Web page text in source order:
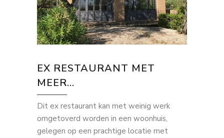
EX RESTAURANT MET
MEER...
Dit ex restaurant kan met weinig werk
omgetoverd worden in een woonhuis,
gelegen op een prachtige locatie met